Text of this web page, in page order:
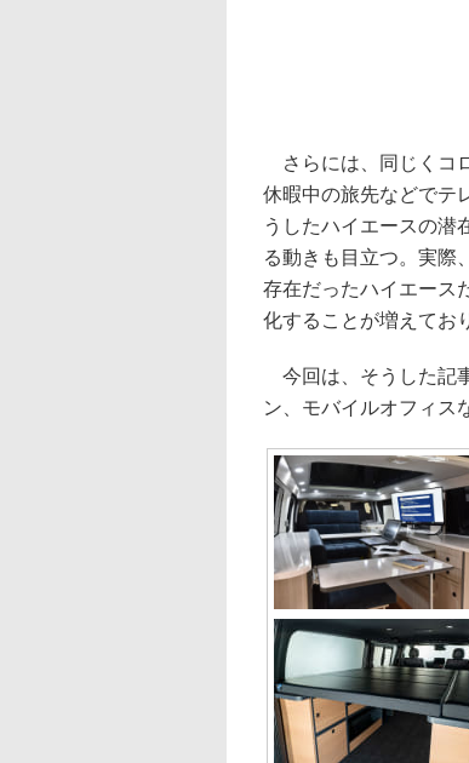
さらには、同じくコ
休暇中の旅先などでテ
うしたハイエースの潜
る動きも目立つ。実際
存在だったハイエース
化することが増えてお
今回は、そうした記
ン、モバイルオフィス